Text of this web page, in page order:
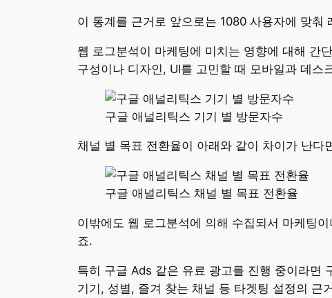
이 통계를 근거로 앞으로는 1080 사용자에 맞춰
웹 로그분석이 마케팅에 미치는 영향에 대해 간
구성이나 디자인, UI를 고민할 때 모바일과 데
구글 애널리틱스 기기 별 방문자수
채널 별 목표 전환율이 아래와 같이 차이가 난
구글 애널리틱스 채널 별 목표 전환율
이밖에도 웹 로그분석에 의해 수집되서 마케팅
죠.
특히 구글 Ads 같은 유료 광고를 진행 중이라면
기기, 성별, 즐겨 찾는 채널 등 타겟팅 설정의 근